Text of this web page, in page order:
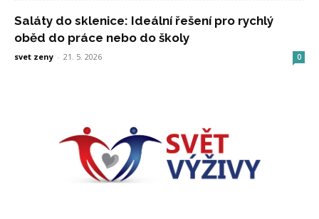
Saláty do sklenice: Ideální řešení pro rychlý
oběd do práce nebo do školy
svet zeny - 21. 5. 2026 0